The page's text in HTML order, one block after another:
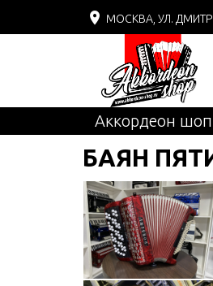
МОСКВА, УЛ.
Аккордеон шоп
БАЯН